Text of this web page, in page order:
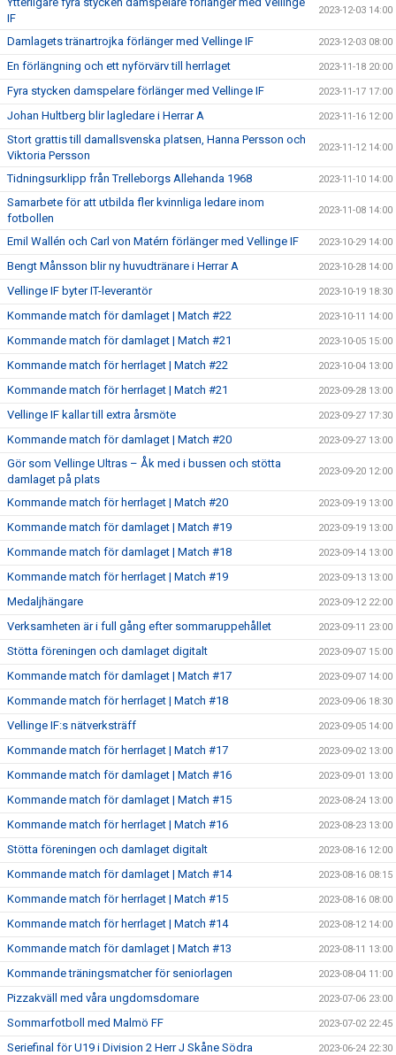
IF
2023-12-03 14:00
Damlagets tränartrojka förlänger med Vellinge IF 2023-12-03 08:00
En förlängning och ett nyförvärv till herrlaget 2023-11-18 20:00
Fyra stycken damspelare förlänger med Vellinge IF 2023-11-17 17:00
Johan Hultberg blir lagledare i Herrar A 2023-11-16 12:00
Stort grattis till damallsvenska platsen, Hanna Persson och
Viktoria Persson
2023-11-12 14:00
Tidningsurklipp från Trelleborgs Allehanda 1968 2023-11-10 14:00
Samarbete för att utbilda fler kvinnliga ledare inom
fotbollen
2023-11-08 14:00
Emil Wallén och Carl von Matérn förlänger med Vellinge IF 2023-10-29 14:00
Bengt Månsson blir ny huvudtränare i Herrar A 2023-10-28 14:00
Vellinge IF byter IT-leverantör 2023-10-19 18:30
Kommande match för damlaget | Match #22 2023-10-11 14:00
Kommande match för damlaget | Match #21 2023-10-05 15:00
Kommande match för herrlaget | Match #22 2023-10-04 13:00
Kommande match för herrlaget | Match #21 2023-09-28 13:00
Vellinge IF kallar till extra årsmöte 2023-09-27 17:30
Kommande match för damlaget | Match #20 2023-09-27 13:00
Gör som Vellinge Ultras – Åk med i bussen och stötta
damlaget på plats
2023-09-20 12:00
Kommande match för herrlaget | Match #20 2023-09-19 13:00
Kommande match för damlaget | Match #19 2023-09-19 13:00
Kommande match för damlaget | Match #18 2023-09-14 13:00
Kommande match för herrlaget | Match #19 2023-09-13 13:00
Medaljhängare 2023-09-12 22:00
Verksamheten är i full gång efter sommaruppehållet 2023-09-11 23:00
Stötta föreningen och damlaget digitalt 2023-09-07 15:00
Kommande match för damlaget | Match #17 2023-09-07 14:00
Kommande match för herrlaget | Match #18 2023-09-06 18:30
Vellinge IF:s nätverksträff 2023-09-05 14:00
Kommande match för herrlaget | Match #17 2023-09-02 13:00
Kommande match för damlaget | Match #16 2023-09-01 13:00
Kommande match för damlaget | Match #15 2023-08-24 13:00
Kommande match för herrlaget | Match #16 2023-08-23 13:00
Stötta föreningen och damlaget digitalt 2023-08-16 12:00
Kommande match för damlaget | Match #14 2023-08-16 08:15
Kommande match för herrlaget | Match #15 2023-08-16 08:00
Kommande match för herrlaget | Match #14 2023-08-12 14:00
Kommande match för damlaget | Match #13 2023-08-11 13:00
Kommande träningsmatcher för seniorlagen 2023-08-04 11:00
Pizzakväll med våra ungdomsdomare 2023-07-06 23:00
Sommarfotboll med Malmö FF 2023-07-02 22:45
Seriefinal för U19 i Division 2 Herr J Skåne Södra 2023-06-24 22:30